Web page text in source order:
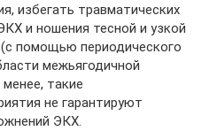
избегать травматических
и ношения тесной и узкой
помощью периодического
межьягодичной
такие
не гарантируют
ЭКХ.